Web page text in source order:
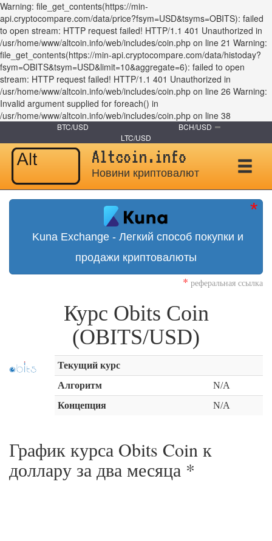
Warning: file_get_contents(https://min-
api.cryptocompare.com/data/price?fsym=USD&tsyms=OBITS): failed
to open stream: HTTP request failed! HTTP/1.1 401 Unauthorized in
/usr/home/www/altcoin.info/web/includes/coin.php on line 21 Warning:
file_get_contents(https://min-api.cryptocompare.com/data/histoday?
fsym=OBITS&tsym=USD&limit=10&aggregate=6): failed to open
stream: HTTP request failed! HTTP/1.1 401 Unauthorized in
/usr/home/www/altcoin.info/web/includes/coin.php on line 26 Warning:
Invalid argument supplied for foreach() in
/usr/home/www/altcoin.info/web/includes/coin.php on line 38
BTC/USD
BCH/USD
LTC/USD
Altcoin.info
Новини криптовалют
Kuna Exchange - Легкий способ покупки и
продажи криптовалюты
* реферальная ссылка
Курс Obits Coin
(OBITS/USD)
Текущий курс
Алгоритм
N/A
Концепция
N/A
График курса Obits Coin к
доллару за два месяца *